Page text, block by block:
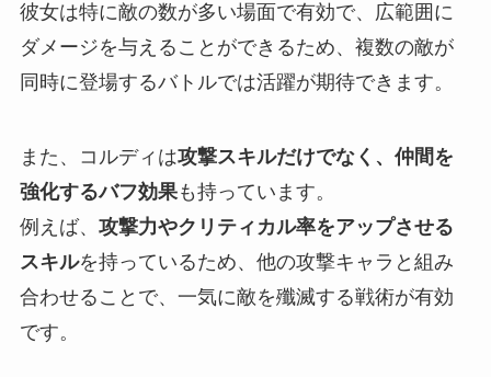
彼女は特に敵の数が多い場面で有効で、広範囲に
ダメージを与えることができるため、複数の敵が
同時に登場するバトルでは活躍が期待できます。
また、コルディは攻撃スキルだけでなく、仲間を
強化するバフ効果も持っています。
例えば、 攻撃力やクリティカル率をアップさせる
スキルを持っているため、他の攻撃キャラと組み
合わせることで、一気に敵を殲滅する戦術が有効
です。